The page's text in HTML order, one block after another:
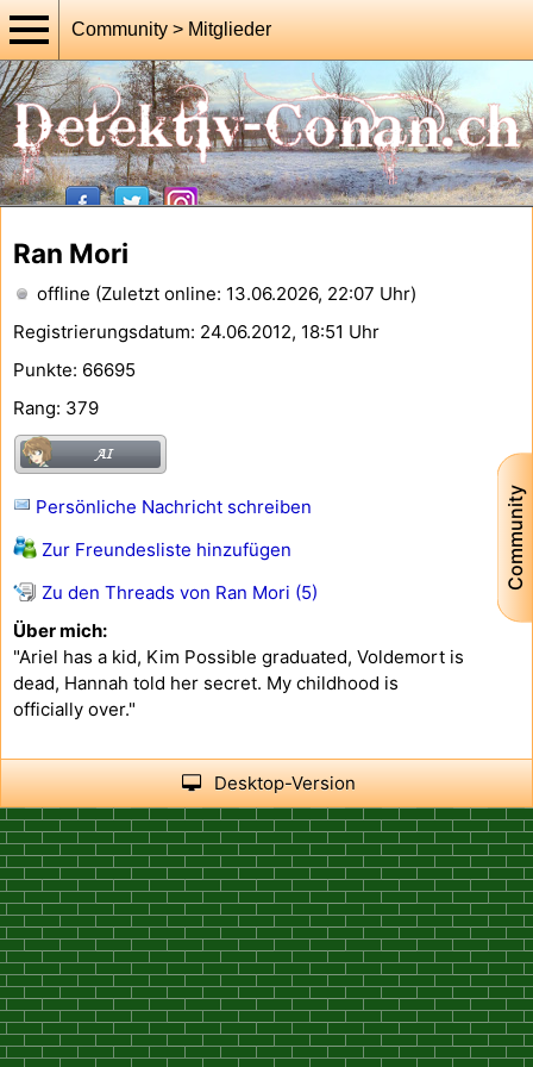
Community > Mitglieder
Community
Ran Mori
offline (Zuletzt online: 13.06.2026, 22:07 Uhr)
Registrierungsdatum: 24.06.2012, 18:51 Uhr
Punkte: 66695
Rang: 379
Persönliche Nachricht schreiben
Zur Freundesliste hinzufügen
Zu den Threads von Ran Mori (5)
Über mich:
"Ariel has a kid, Kim Possible graduated, Voldemort is
dead, Hannah told her secret. My childhood is
officially over."
Desktop-Version